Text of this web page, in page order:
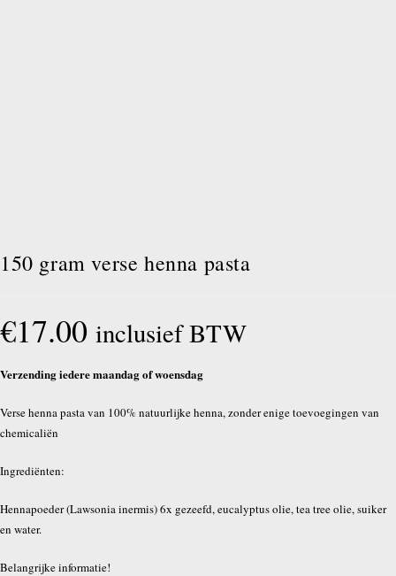
150 gram verse henna pasta
€17.00 inclusief BTW
Verzending iedere maandag of woensdag
Verse henna pasta van 100% natuurlijke henna, zonder enige toevoegingen van
chemicaliën
Ingrediënten:
Hennapoeder (Lawsonia inermis) 6x gezeefd, eucalyptus olie, tea tree olie, suiker
en water.
Belangrijke informatie!